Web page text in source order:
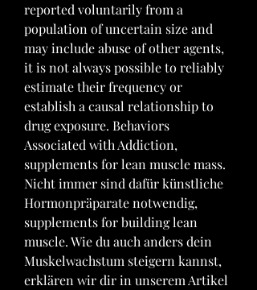
reported voluntarily from a
population of uncertain size and
may include abuse of other agents,
it is not always possible to reliably
estimate their frequency or
establish a causal relationship to
drug exposure. Behaviors
Associated with Addiction,
supplements for lean muscle mass.
Nicht immer sind dafür künstliche
Hormonpräparate notwendig,
supplements for building lean
muscle. Wie du auch anders dein
Muskelwachstum steigern kannst,
erklären wir dir in unserem Artikel